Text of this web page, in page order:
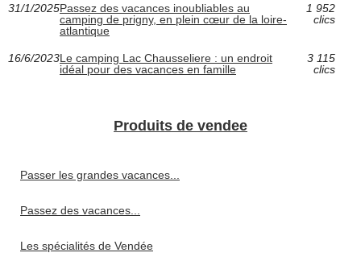
31/1/2025Passez des vacances inoubliables au
camping de prigny, en plein cœur de la loire-
atlantique
1 952
clics
16/6/2023Le camping Lac Chausseliere : un endroit
idéal pour des vacances en famille
3 115
clics
Produits de vendee
Passer les grandes vacances...
Passez des vacances...
Les spécialités de Vendée